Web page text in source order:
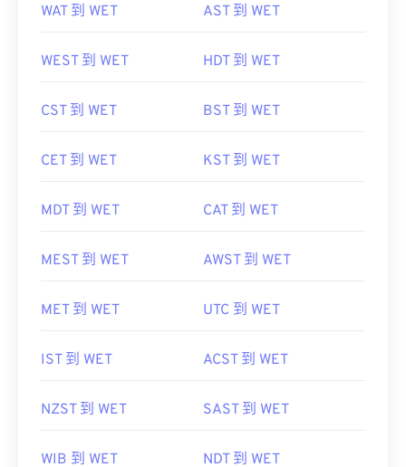
WAT 到 WET AST 到 WET
WEST 到 WET HDT 到 WET
CST 到 WET BST 到 WET
CET 到 WET KST 到 WET
MDT 到 WET CAT 到 WET
MEST 到 WET AWST 到 WET
MET 到 WET UTC 到 WET
IST 到 WET ACST 到 WET
NZST 到 WET SAST 到 WET
WIB 到 WET NDT 到 WET